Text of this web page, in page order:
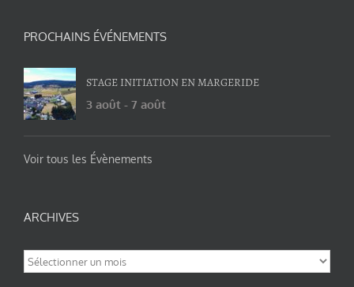
PROCHAINS ÉVÉNEMENTS
STAGE INITIATION EN MARGERIDE
3 août - 7 août
Voir tous les Évènements
ARCHIVES
Archives